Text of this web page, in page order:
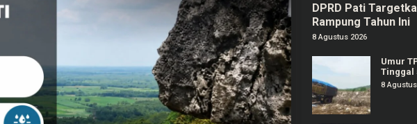
DPRD Pati
Rampung Tahun Ini
8 Agustus 2026
Umur
Tinggal
8